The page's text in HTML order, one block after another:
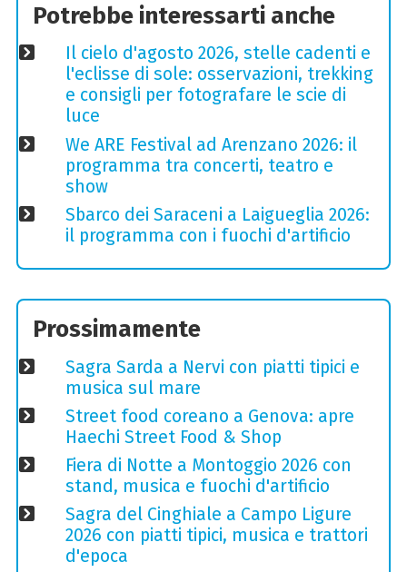
Potrebbe interessarti anche
Il cielo d'agosto 2026, stelle cadenti e
l'eclisse di sole: osservazioni, trekking
e consigli per fotografare le scie di
luce
We ARE Festival ad Arenzano 2026: il
programma tra concerti, teatro e
show
Sbarco dei Saraceni a Laigueglia 2026:
il programma con i fuochi d'artificio
Prossimamente
Sagra Sarda a Nervi con piatti tipici e
musica sul mare
Street food coreano a Genova: apre
Haechi Street Food & Shop
Fiera di Notte a Montoggio 2026 con
stand, musica e fuochi d'artificio
Sagra del Cinghiale a Campo Ligure
2026 con piatti tipici, musica e trattori
d'epoca